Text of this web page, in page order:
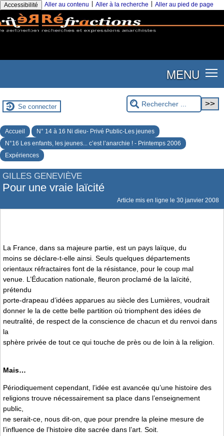
Accessibilité Aller au contenu Aller à la recherche Aller au pied de page
MENU
Se connecter
Accueil
N° 14 à 16 Ni dieu- Privé Public-Les jeunes
N°16 Les enfants, les jeunes... c’est l’anarchie ! - Printemps 2006
Expériences
GILLES GENEVIÈVE
Pour une vraie laïcité
Article mis en ligne le 30 janvier 2008
La France, dans sa majeure partie, est un pays laïque, du
moins se déclare-t-elle ainsi. Seuls quelques départements
orientaux réfractaires font de la résistance, pour le coup mal
venue. L’Éducation nationale, fleuron proclamé de la laïcité,
prétendu
porte-drapeau d’idées apparues au siècle des Lumières, voudrait
donner le la de cette belle partition où triomphent des idées de
neutralité, de respect de la conscience de chacun et du renvoi dans
la
sphère privée de tout ce qui touche de près ou de loin à la religion.
Mais…
Périodiquement cependant, l’idée est avancée qu’une histoire des
religions trouve nécessairement sa place dans l’enseignement
public,
ne serait-ce, nous dit-on, que pour prendre la pleine mesure de
l’influence de l’histoire dite sacrée dans l’art. Soit.